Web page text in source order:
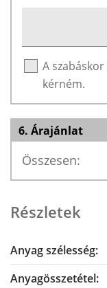
A
kérném.
6. Árajánlat
Összesen:
Részletek
Anyag szélesség:
Anyagösszetétel: